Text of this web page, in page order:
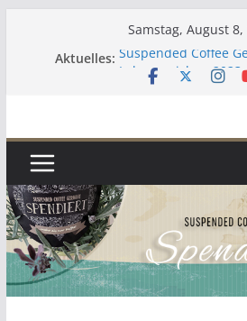
Samstag, August 8,
Aktuelles: Suspended Coffee
Lebenszeichen 2023